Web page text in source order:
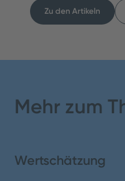
Zu den Artikeln
1. Orthopäden sind
Mehr zum
Wertschätzung